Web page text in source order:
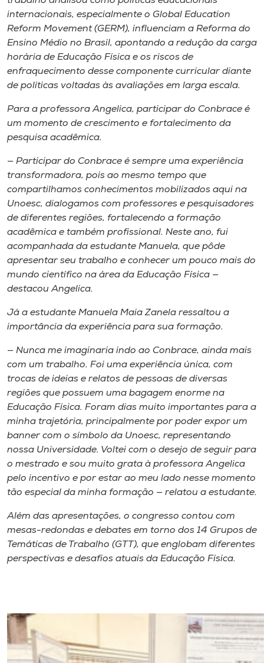
internacionais, especialmente o Global Education
Reform Movement (GERM), influenciam a Reforma do
Ensino Médio no Brasil, apontando a redução da carga
horária de Educação Física e os riscos de
enfraquecimento desse componente curricular diante
de políticas voltadas às avaliações em larga escala.
Para a professora Angelica, participar do Conbrace é
um momento de crescimento e fortalecimento da
pesquisa acadêmica.
— Participar do Conbrace é sempre uma experiência
transformadora, pois ao mesmo tempo que
compartilhamos conhecimentos mobilizados aqui na
Unoesc, dialogamos com professores e pesquisadores
de diferentes regiões, fortalecendo a formação
acadêmica e também profissional. Neste ano, fui
acompanhada da estudante Manuela, que pôde
apresentar seu trabalho e conhecer um pouco mais do
mundo científico na área da Educação Física —
destacou Angelica.
Já a estudante Manuela Maia Zanela ressaltou a
importância da experiência para sua formação.
— Nunca me imaginaria indo ao Conbrace, ainda mais
com um trabalho. Foi uma experiência única, com
trocas de ideias e relatos de pessoas de diversas
regiões que possuem uma bagagem enorme na
Educação Física. Foram dias muito importantes para a
minha trajetória, principalmente por poder expor um
banner com o símbolo da Unoesc, representando
nossa Universidade. Voltei com o desejo de seguir para
o mestrado e sou muito grata à professora Angelica
pelo incentivo e por estar ao meu lado nesse momento
tão especial da minha formação — relatou a estudante.
Além das apresentações, o congresso contou com
mesas-redondas e debates em torno dos 14 Grupos de
Temáticas de Trabalho (GTT), que englobam diferentes
perspectivas e desafios atuais da Educação Física.